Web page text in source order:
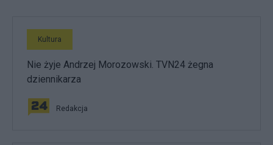
Kultura
Nie żyje Andrzej Morozowski. TVN24 żegna
dziennikarza
Redakcja